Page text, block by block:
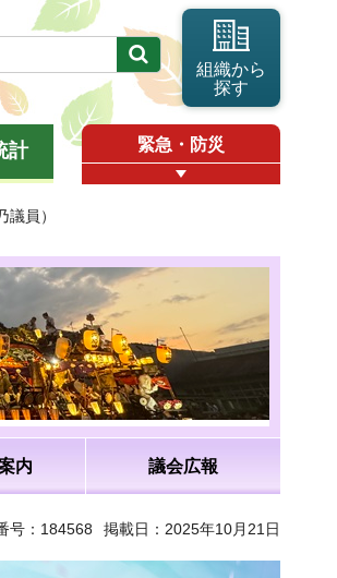
組織から
探す
計 緊急・防災
員）
内 議会広報
号：184568 掲載日：2025年10月21日